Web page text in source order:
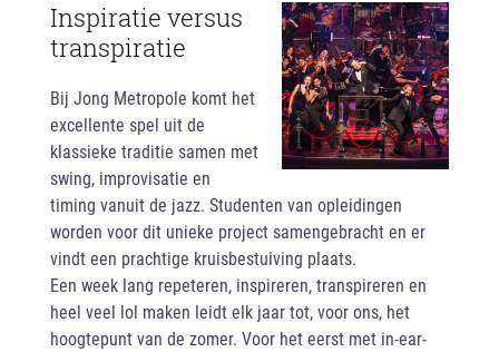
Inspiratie versus
transpiratie
Bij Jong Metropole komt het
excellente spel uit de
klassieke traditie samen met
swing, improvisatie en
timing vanuit de jazz. Studenten van opleidingen
worden voor dit unieke project samengebracht en er
vindt een prachtige kruisbestuiving plaats.
Een week lang repeteren, inspireren, transpireren en
heel veel lol maken leidt elk jaar tot, voor ons, het
hoogtepunt van de zomer. Voor het eerst met in-ear-